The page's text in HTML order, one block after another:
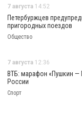
7 августа 14:52
Петербуржцев
пригородных поездов
Общество
7 августа 12:36
ВТБ: марафон «Пушкин —
России
Спорт